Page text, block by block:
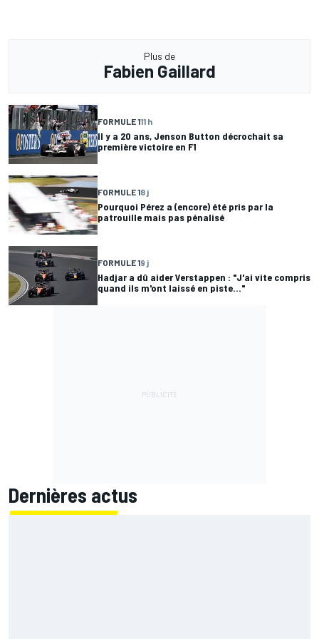
Plus de
Fabien Gaillard
FORMULE 111 h
Il y a 20 ans, Jenson Button décrochait sa
première victoire en F1
FORMULE 18 j
Pourquoi Pérez a (encore) été pris par la
patrouille mais pas pénalisé
FORMULE 19 j
Hadjar a dû aider Verstappen : "J'ai vite compris
quand ils m'ont laissé en piste..."
Dernières actus